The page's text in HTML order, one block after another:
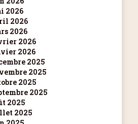
2026
2026
2026
2026
2026
2025
2025
2025
2025
2025
2025